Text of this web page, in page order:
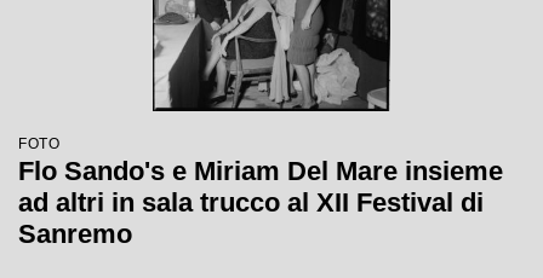
FOTO
Flo Sando's e Miriam Del Mare insieme
ad altri in sala trucco al XII Festival di
Sanremo